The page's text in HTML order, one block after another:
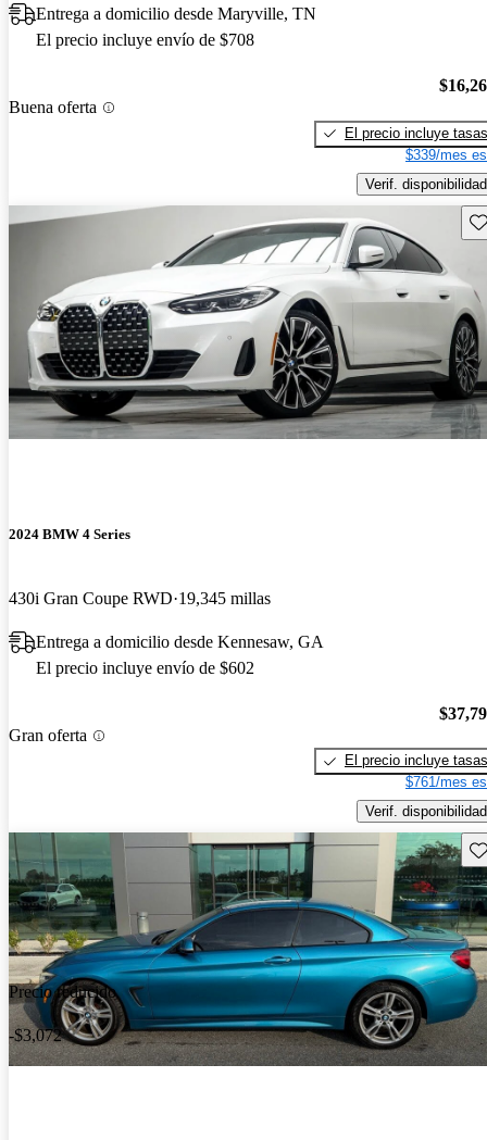
Entrega a domicilio desde Maryville, TN
El precio incluye envío de $708
Buena oferta
El precio incluye tasas
$339/mes
Verif. disponibilidad
2024 BMW 4 Series
430i Gran Coupe RWD 19,345 millas
Entrega a domicilio desde Kennesaw, GA
El precio incluye envío de $602
Gran oferta
El precio incluye tasas
$761/mes
Verif. disponibilidad
Precio reducido
-$3,072